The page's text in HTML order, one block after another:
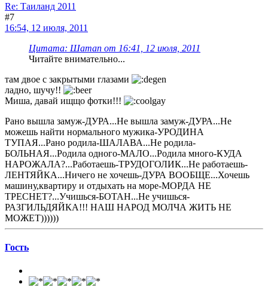
Re: Таиланд 2011
#7
16:54, 12 июля, 2011
Цитата: Шаman от 16:41, 12 июля, 2011
Читайте внимательно...
там двое с закрытыми глазами
ладно, шучу!!
Миша, давай ищщо фотки!!!
Рано вышла замуж-ДУРА...Не вышла замуж-ДУРА...Не
можешь найти нормального мужика-УРОДИНА
ТУПАЯ...Рано родила-ШАЛАВА...Не родила-
БОЛЬНАЯ...Родила одного-МАЛО...Родила много-КУДА
НАРОЖАЛА?...Работаешь-ТРУДОГОЛИК...Не работаешь-
ЛЕНТЯЙКА...Ничего не хочешь-ДУРА ВООБЩЕ...Хочешь
машину,квартиру и отдыхать на море-МОРДА НЕ
ТРЕСНЕТ?...Учишься-БОТАН...Не учишься-
РАЗГИЛЬДЯЙКА!!! НАШ НАРОД МОЛЧА ЖИТЬ НЕ
МОЖЕТ))))))
Гоcть